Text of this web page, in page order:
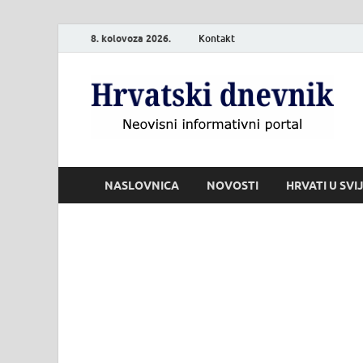
8. kolovoza 2026. Kontakt
NASLOVNICA NOVOSTI HRVATI U